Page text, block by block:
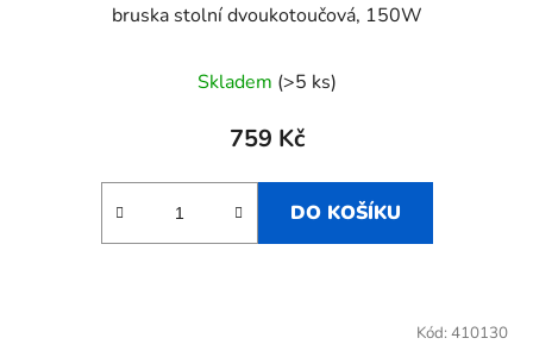
bruska stolní dvoukotoučová, 150W
Skladem (>5 ks)
759 Kč
DO KOŠÍKU
Kód: 410130